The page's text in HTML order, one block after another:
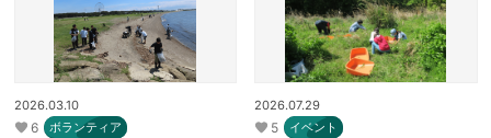
2026.03.10
6 ボランティア
2026.07.29
5 イベント